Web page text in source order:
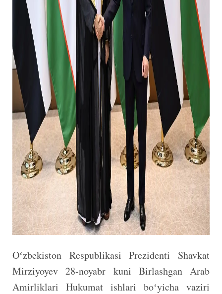
Oʻzbekiston Respublikasi Prezidenti Shavkat
Mirziyoyev 28-noyabr kuni Birlashgan Arab
Amirliklari Hukumat ishlari boʻyicha vaziri